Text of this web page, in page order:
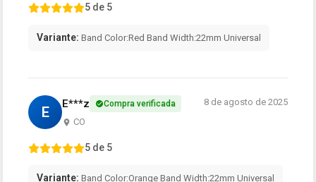
5 de 5
Variante: Band Color:Red Band Width:22mm Universal
E E***z Compra verificada
CO
8 de agosto de 2025
5 de 5
Variante: Band Color:Orange Band Width:22mm Universal